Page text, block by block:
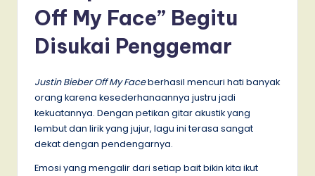
Off My Face” Begitu
Disukai Penggemar
Justin Bieber Off My Faceberhasil mencuri hati banyak
orang karena kesederhanaannya justru jadi
kekuatannya. Dengan petikan gitar akustik yang
lembut dan lirik yang jujur, lagu ini terasa sangat
dekat dengan pendengarnya.
Emosi yang mengalir dari setiap bait bikin kita ikut